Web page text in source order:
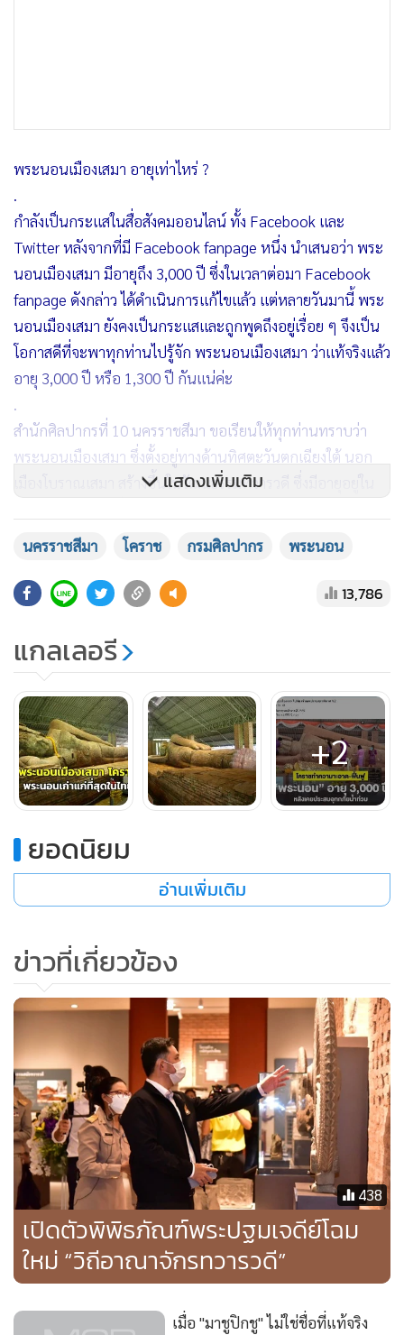
พระนอนเมืองเสมา อายุเท่าไหร่ ?
.
กำลังเป็นกระแสในสื่อสังคมออนไลน์ ทั้ง Facebook เเละ
Twitter หลังจากที่มี Facebook fanpage หนึ่ง นำเสนอว่า พระ
นอนเมืองเสมา มีอายุถึง 3,000 ปี ซึ่งในเวลาต่อมา Facebook
fanpage ดังกล่าว ได้ดำเนินการแก้ไขแล้ว เเต่หลายวันมานี้ พระ
นอนเมืองเสมา ยังคงเป็นกระเเสและถูกพูดถึงอยู่เรื่อย ๆ จึงเป็น
โอกาสดีที่จะพาทุกท่านไปรู้จัก พระนอนเมืองเสมา ว่าแท้จริงแล้ว
อายุ 3,000 ปี หรือ 1,300 ปี กันเเน่ค่ะ
.
สำนักศิลปากรที่ 10 นครราชสีมา ขอเรียนให้ทุกท่านทราบว่า
พระนอนเมืองเสมา ซึ่งตั้งอยู่ทางด้านทิศตะวันตกเฉียงใต้ นอก
เมืองโบราณเสมา สร้างขึ้นในวัฒนธรรมทวารวดี ซึ่งมีอายุอยู่ใน
แบบศิลปกรรม เเละวิเคราะห์หลักฐานทางโบราณคดีที่พบจาก
พุทธศตวรรษที่ 13 หรือประมาณ 1,300 ปีมาเเล้ว จึงนับได้ว่า
พระนอน หรือพระพุทธรูปปางไสยาสน์ เมืองเสมา เป็นพระนอน
ที่เก่าแก่ที่สุดในประเทศไทย นั้นเองค่ะ
.
จากการดำเนินงานโบราณคดีใน ปี พ.ศ.2533-2534 โดยหน่วย
ศิลปากรที่ 6 นครราชสีมา (ขณะนั้น) ทำให้ได้หลักฐานสำคัญ
หลายประการเกี่ยวกับองค์พระนอน ดังนี้
1 พบหลักฐานส่วนอาคารที่เป็นโครงสร้างรูปสี่เหลี่ยมผืนผ้าก่อ
นอน ได้พบหลักฐานโบราณวัตถุประเภทต่าง ๆ ประกอบไปด้วย
เศษภาชนะดินเผาแบบทวารวดี เศษภาชนะดินเผาแบบเขมร
พระพุทธรูปสำริด ประติมากรรมสำริดรูปพระโพธิสัตว์อวโลกิเต
.
2 บริเวณองค์พระนอน พบหลักฐานว่า องค์พระนอน (พระพุทธ
รูปไสยาสน์) ประกอบด้วยหินทรายสีแดงอยู่ในลักษณะเดิมเกือบ
ทุกส่วน ยกเว้นส่วนพระเศียรและส่วนพระบาท ซึ่งถูกขุดหา
โบราณวัตถุกันมาก ทำให้ชั้นดินบริเวณดังกล่าวสับสนและมีเศษ
อิฐปนอยู่ในชั้นดินมาก รวมทั้งมีหินทรายที่แตกออกมาจากชิ้น
ส่วนขนาดใหญ่ เป็นต้นว่า ส่วนพระศอ ส่วนพระพาหาและส่วน
ของพระกรที่รองรับพระเศียรมากองอยู่ด้านหน้าพระพักตร์และ
มีชิ้นส่วนของพระเศียรอีกหลายชิ้นปนอยู่ในชั้นดินด้วย นอกจาก
นี้ได้พบส่วนพระบาทอีกชิ้นหนึ่งในชั้นดิน วางนอนต่อกับส่วน
ชายจีวร ซึ่งสลักด้วยหินทรายเป็นแผ่นตั้งขึ้นด้านหน้าสลักตามรูป
แบบการครองผ้า ส่วนด้านในสลักเป็นร่องสองร่อง เป็นเดือย
สำหรับสวมพระบาทเข้าไป ส่วนด้านหลังขององค์พระนอนนั้น
แผ่นหลัง ซึ่งจะเห็นได้ชัดเจนตรงส่วนพระอังศาล่าง ยังคงมีแนว
แสดงเพิ่มเติม
นครราชสีมา โคราช กรมศิลปากร พระนอน
13,786
แกลเลอรี
+2
ยอดนิยม
อ่านเพิ่มเติม
ข่าวที่เกี่ยวข้อง
438
เปิดตัวพิพิธภัณฑ์พระปฐมเจดีย์โฉม
ใหม่ “วิถีอาณาจักรทวารวดี”
เมื่อ "มาชูปิกชู" ไม่ใช่ชื่อที่แท้จริง